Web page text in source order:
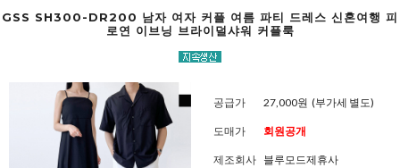
GSS SH300-DR200 남자 여자 커플 여름 파티 드레스 신혼여행 피
로연 이브닝 브라이덜샤워 커플룩
공급가 27,000원 (부가세 별도)
도매가 회원공개
제조회사 블루모드제휴사